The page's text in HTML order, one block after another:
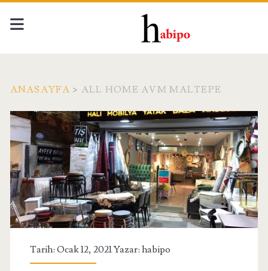
ANASAYFA > ALL HOME AVM MALTEPE
Etiket:
<span>All
Home
Avm
Maltepe</span>
Tarih: Ocak 12, 2021 Yazar: habipo